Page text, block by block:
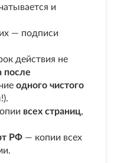
и
— подписи
действия не
после
одного чистого
всех страниц,
РФ — копии всех